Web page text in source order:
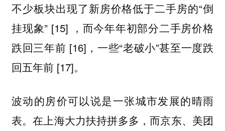
不少板块出现了新房价格低于二手房的“倒
挂现象” [15] ，而今年年初部分二手房价格
跌回三年前 [16]，一些“老破小”甚至一度跌
回五年前 [17]。
波动的房价可以说是一张城市发展的晴雨
表。在上海大力扶持拼多多，而京东、美团